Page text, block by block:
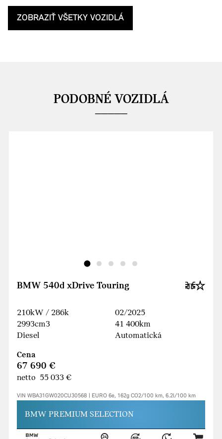
ZOBRAZIŤ VŠETKY VOZIDLÁ
PODOBNÉ VOZIDLÁ
BMW 540d xDrive Touring
210kW / 286k
2993cm3
Diesel
02/2025
41 400km
Automatická
Cena
67 690 €
netto 55 033 €
VIN WBA31GW020CU30568 | EURO 6e, 162g CO2/100 km, 6.2l/100 km
BMW PREMIUM SELECTION